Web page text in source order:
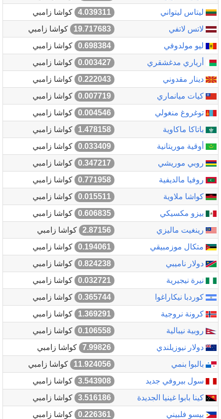
ليتاس ليتواني
4.039311
كواشا زامبي
لاتس لاتفي
19.717683
كواشا زامبي
ليو مولدوفي
0.698384
كواشا زامبي
أرياري مدغشقري
0.003427
كواشا زامبي
دينار مقدوني
0.222043
كواشا زامبي
كيات ميانماري
0.007719
كواشا زامبي
توغروغ منغولي
0.004546
كواشا زامبي
باتاكا ماكاوية
1.478158
كواشا زامبي
أوقية موريتانية
0.033409
كواشا زامبي
روبي موريشي
0.347217
كواشا زامبي
روفيا مالديفية
0.771958
كواشا زامبي
كواشا ملاوية
0.015511
كواشا زامبي
بيزو مكسيكي
0.606835
كواشا زامبي
رينغيت ماليزي
2.87156
كواشا زامبي
متكال موزمبيقي
0.194061
كواشا زامبي
دولار ناميبي
0.824238
كواشا زامبي
نيرة نيجيرية
0.032721
كواشا زامبي
كوردبا نيكاراغوا
0.365744
كواشا زامبي
كرونة نروجية
1.369291
كواشا زامبي
روبية نيبالية
0.106558
كواشا زامبي
دولار نيوزيلندي
7.99826
كواشا زامبي
بالبوا بنمي
11.924056
كواشا زامبي
سول بيروفي جديد
3.543908
كواشا زامبي
كينا بابوا غينيا الجديدة
3.516186
كواشا زامبي
بيسو فلبيني
0.226361
كواشا زامبي